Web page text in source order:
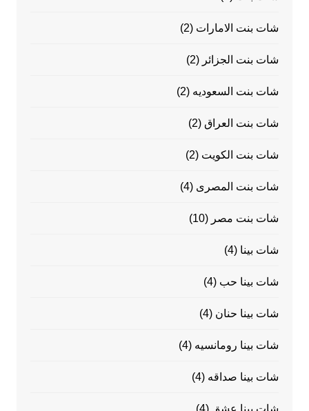
شات بنت الامارات (2)
شات بنت الجزائر (2)
شات بنت السعوديه (2)
شات بنت العراق (2)
شات بنت الكويت (2)
شات بنت المصرى (4)
شات بنت مصر (10)
شات بينا (4)
شات بينا حب (4)
شات بينا حنان (4)
شات بينا رومانسيه (4)
شات بينا صداقه (4)
شات بينا عشق (4)